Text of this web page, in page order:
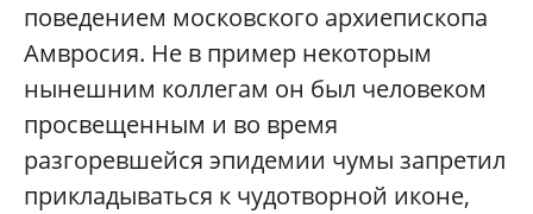
поведением московского архиепископа
Амвросия. Не в пример некоторым
нынешним коллегам он был человеком
просвещенным и во время
разгоревшейся эпидемии чумы запретил
прикладываться к чудотворной иконе,